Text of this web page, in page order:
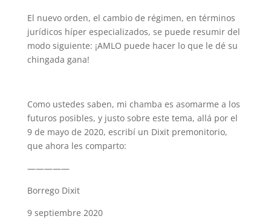
El nuevo orden, el cambio de régimen, en términos
jurídicos híper especializados, se puede resumir del
modo siguiente: ¡AMLO puede hacer lo que le dé su
chingada gana!
Como ustedes saben, mi chamba es asomarme a los
futuros posibles, y justo sobre este tema, allá por el
9 de mayo de 2020, escribí un Dixit premonitorio,
que ahora les comparto:
—————
Borrego Dixit
9 septiembre 2020